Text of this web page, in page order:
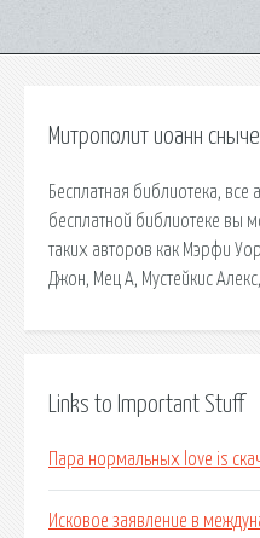
Митрополит иоанн
Бесплатная библиотека,
бесплатной библиотеке вы
таких авторов как Мэрфи
Джон, Мец А, Мустейкис
Links to Important Stuff
Пара нормальных love is
Исковое заявление в